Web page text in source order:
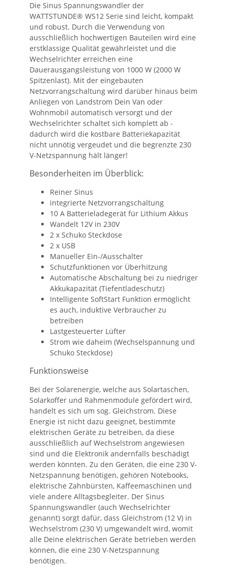
Die Sinus Spannungswandler der
WATTSTUNDE® WS12 Serie sind leicht, kompakt
und robust. Durch die Verwendung von
ausschließlich hochwertigen Bauteilen wird eine
erstklassige Qualität gewährleistet und die
Wechselrichter erreichen eine
Dauerausgangsleistung von 1000 W (2000 W
Spitzenlast). Mit der eingebauten
Netzvorrangschaltung wird darüber hinaus beim
Anliegen von Landstrom Dein Van oder
Wohnmobil automatisch versorgt und der
Wechselrichter schaltet sich komplett ab -
dadurch wird die kostbare Batteriekapazität
nicht unnötig vergeudet und die begrenzte 230
V-Netzspannung hält länger!
Besonderheiten im Überblick:
Reiner Sinus
integrierte Netzvorrangschaltung
10 A Batterieladegerät für Lithium Akkus
Wandelt 12V in 230V
2 x Schuko Steckdose
2 x USB
Manueller Ein-/Ausschalter
Schutzfunktionen vor Überhitzung
Automatische Abschaltung bei zu niedriger
Akkukapazität (Tiefentladeschutz)
Intelligente SoftStart Funktion ermöglicht
es auch, induktive Verbraucher zu
betreiben
Lastgesteuerter Lüfter
Strom wie daheim (Wechselspannung und
Schuko Steckdose)
Funktionsweise
Bei der Solarenergie, welche aus Solartaschen,
Solarkoffer und Rahmenmodule gefördert wird,
handelt es sich um sog. Gleichstrom. Diese
Energie ist nicht dazu geeignet, bestimmte
elektrischen Geräte zu betreiben, da diese
ausschließlich auf Wechselstrom angewiesen
sind und die Elektronik andernfalls beschädigt
werden könnten. Zu den Geräten, die eine 230 V-
Netzspannung benötigen, gehören Notebooks,
elektrische Zahnbürsten, Kaffeemaschinen und
viele andere Alltagsbegleiter. Der Sinus
Spannungswandler (auch Wechselrichter
genannt) sorgt dafür, dass Gleichstrom (12 V) in
Wechselstrom (230 V) umgewandelt wird, womit
alle Deine elektrischen Geräte betrieben werden
können, die eine 230 V-Netzspannung
benötigen.